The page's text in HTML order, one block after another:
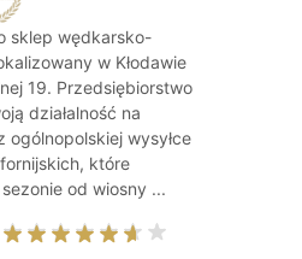
sklep wędkarsko-
w Kłodawie
19. Przedsiębiorstwo
działalność na
ogólnopolskiej wysyłce
które
od wiosny ...